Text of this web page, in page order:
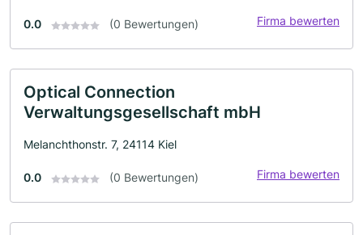
0.0 (0 Bewertungen) Firma bewerten
Optical Connection
Verwaltungsgesellschaft mbH
Melanchthonstr. 7, 24114 Kiel
0.0 (0 Bewertungen) Firma bewerten